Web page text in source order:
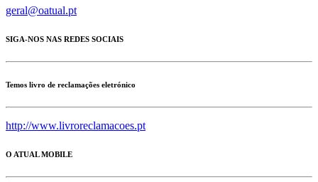
geral@oatual.pt
SIGA-NOS NAS REDES SOCIAIS
Temos livro de reclamações eletrónico
http://www.livroreclamacoes.pt
O ATUAL MOBILE